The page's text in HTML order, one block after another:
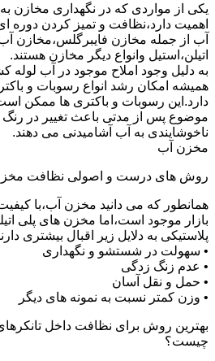
یکی از مواردی که در نگهداری
اهمیت دارد،نظافت و تمیز کردن
آب از جمله مخازن فایبرگلس،مخازن
اتیلن،استیل وانواع دیگر مخازن هستند.
به دلیل وجود املاح موجود در آب
همیشه امکان رشد انواع رسوبات و
دارد.این رسوبات و باکتری ها ممکن است
موضوع پس از مدتی باعث تغییر در
ناخوشایندی به آب آشامیدنی می دهند.
مخزن آب
روش های درست و اصولی نظافت مخزن
همانطور که می دانید مخزن آب،با
بازار موجود است،اما مخزن های پلی
پلاستیکی به دلایل زیر اقبال بیشتری
• سهولت در شستشو و نگهداری
• عدم زنگ زدگی
• حمل و نقل آسان
• وزن کمتر نسبت به نمونه های دیگر
بهترین روش برای نظافت داخل تانکرهای
چیست؟